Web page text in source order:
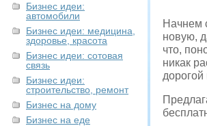
Бизнес идеи:
автомобили
Бизнес идеи: медицина,
здоровье, красота
Бизнес идеи: сотовая
связь
Бизнес идеи:
строительство, ремонт
Бизнес на дому
Бизнес на еде
Начнем
новую,
что,
никак
дорогой